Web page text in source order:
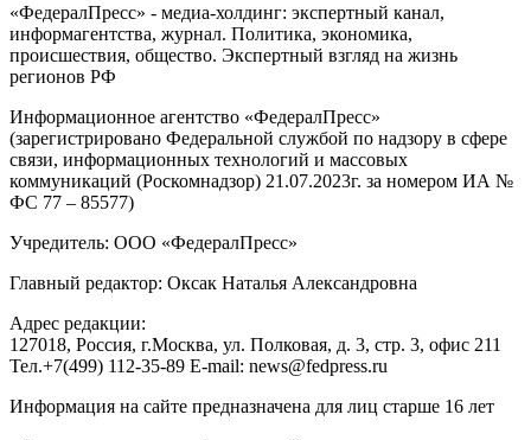
«ФедералПресс» - медиа-холдинг: экспертный канал,
информагентства, журнал. Политика, экономика,
происшествия, общество. Экспертный взгляд на жизнь
регионов РФ
Информационное агентство «ФедералПресс»
(зарегистрировано Федеральной службой по надзору в сфере
связи, информационных технологий и массовых
коммуникаций (Роскомнадзор) 21.07.2023г. за номером ИА №
ФС 77 – 85577)
Учредитель: ООО «ФедералПресс»
Главный редактор: Оксак Наталья Александровна
Адрес редакции:
127018, Россия, г.Москва, ул. Полковая, д. 3, стр. 3, офис 211
Тел.+7(499) 112-35-89 E-mail: news@fedpress.ru
Информация на сайте предназначена для лиц старше 16 лет